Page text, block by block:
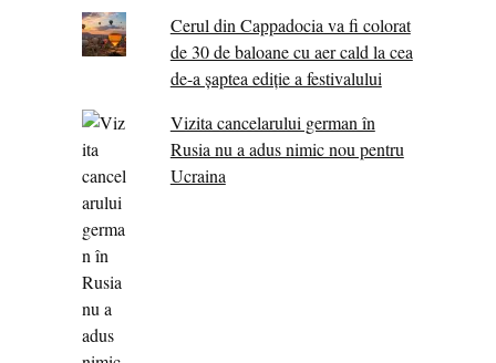
Cerul din Cappadocia va fi colorat
de 30 de baloane cu aer cald la cea
de-a șaptea ediție a festivalului
Vizita cancelarului german în
Rusia nu a adus nimic nou pentru
Ucraina